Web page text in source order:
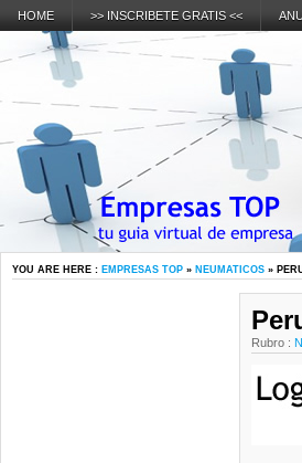
HOME >> INSCRIBETE GRATIS <<
YOU ARE HERE : EMPRESAS TOP » NEUMATICOS »
Rubro :